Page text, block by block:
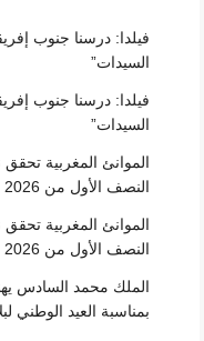
فيلدا: درسنا جنوب
السيدات”
فيلدا: درسنا جنوب
السيدات”
النصف الأول من 2026
النصف الأول من 2026
الملك محمد السادس
بمناسبة العيد الوطني